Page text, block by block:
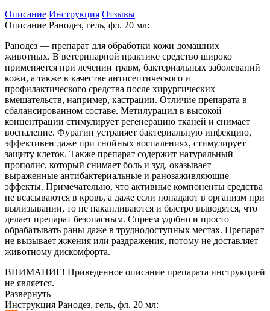
Описание Инструкция Отзывы
Описание Ранодез, гель, фл. 20 мл:
Ранодез — препарат для обработки кожи домашних
животных. В ветеринарной практике средство широко
применяется при лечении травм, бактериальных заболеваний
кожи, а также в качестве антисептического и
профилактического средства после хирургических
вмешательств, например, кастрации. Отличие препарата в
сбалансированном составе. Метилурацил в высокой
концентрации стимулирует регенерацию тканей и снимает
воспаление. Фурагин устраняет бактериальную инфекцию,
эффективен даже при гнойных воспалениях, стимулирует
защиту клеток. Также препарат содержит натуральный
прополис, который снимает боль и зуд, оказывает
выраженные антибактериальные и ранозаживляющие
эффекты. Примечательно, что активные компоненты средства
не всасываются в кровь, а даже если попадают в организм при
вылизывании, то не накапливаются и быстро выводятся, что
делает препарат безопасным. Спреем удобно и просто
обрабатывать раны даже в труднодоступных местах. Препарат
не вызывает жжения или раздражения, потому не доставляет
животному дискомфорта.
ВНИМАНИЕ! Приведенное описание препарата инструкцией
не является.
Развернуть
Инструкция Ранодез, гель, фл. 20 мл: